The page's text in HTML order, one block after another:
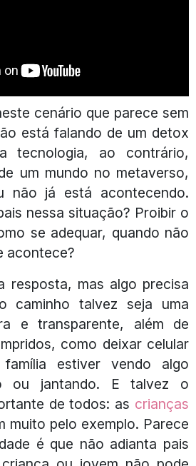
cenário que parece sem
está falando de um detox
tecnologia, ao contrário,
um mundo no metaverso,
não já está acontecendo.
nessa situação? Proibir o
se adequar, quando não
acontece?
resposta, mas algo precisa
talvez seja uma
e transparente, além de
como deixar celular
estiver vendo algo
ou jantando. E talvez o
de todos: as crianças
muito pelo exemplo. Parece
é que não adianta pais